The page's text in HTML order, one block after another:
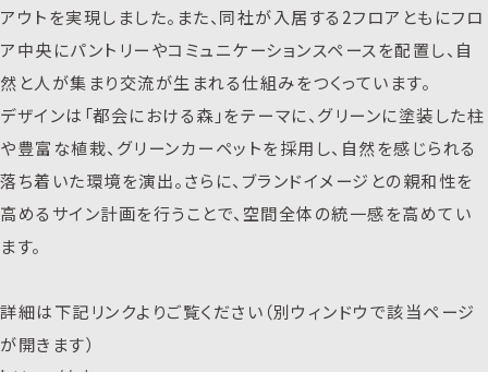
アウトを実現しました。また、同社が入居する2フロアともにフロ
ア中央にパントリーやコミュニケーションスペースを配置し、自
然と人が集まり交流が生まれる仕組みをつくっています。
デザインは「都会における森」をテーマに、グリーンに塗装した柱
や豊富な植栽、グリーンカーペットを採用し、自然を感じられる
落ち着いた環境を演出。さらに、ブランドイメージとの親和性を
高めるサイン計画を行うことで、空間全体の統一感を高めてい
ます。
詳細は下記リンクよりご覧ください（別ウィンドウで該当ページ
が開きます）